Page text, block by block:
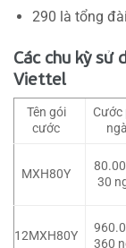
290 là tổng
Các chu kỳ sử
Viettel
Tên gói
cước
Cước
MXH80Y
30
12MXH80Y
360